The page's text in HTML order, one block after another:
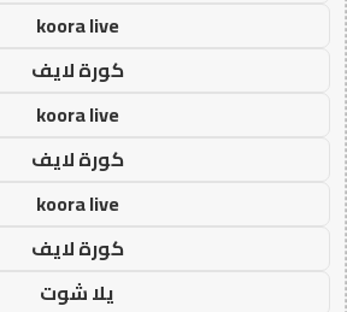
koora live
كورة لايف
koora live
كورة لايف
koora live
كورة لايف
يلا شوت